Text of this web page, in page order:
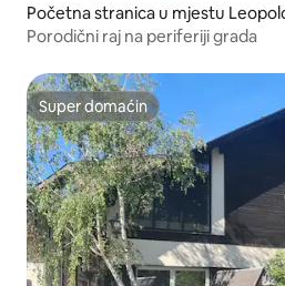
Početna stranica u mjestu
Porodični raj na periferiji grada
Super domaćin
Super domaćin